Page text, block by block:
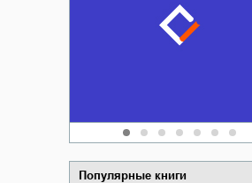
Популярные книги